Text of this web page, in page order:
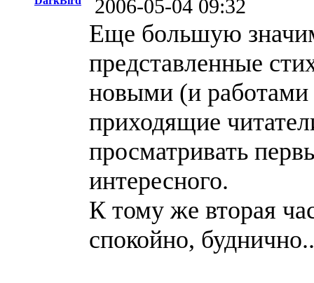
2006-05-04 09:32
Еще большую
представленные
новыми (и
приходящие
просматривать
интересного.
К тому же вторая
спокойно, буднично..